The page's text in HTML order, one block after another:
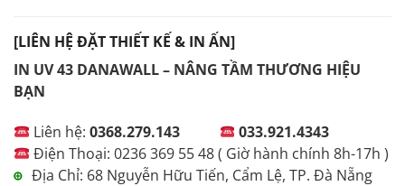
[LIÊN HỆ ĐẶT THIẾT KẾ & IN ẤN]
IN UV 43 DANAWALL – NÂNG TẦM THƯƠNG HIỆU
BẠN
Liên hệ: 0368.279.143
033.921.4343
Điện Thoại: 0236 369 55 48 ( Giờ hành chính 8h-17h )
⊕ Địa Chỉ: 68 Nguyễn Hữu Tiến, Cẩm Lệ, TP. Đà Nẵng